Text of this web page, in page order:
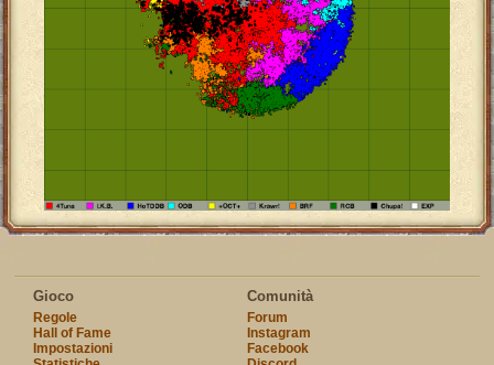
Gioco
Regole
Hall of Fame
Impostazioni
Comunità
Forum
Instagram
Facebook